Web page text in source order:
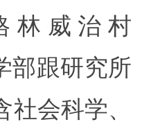
林威治村
部跟研究所
会科学、